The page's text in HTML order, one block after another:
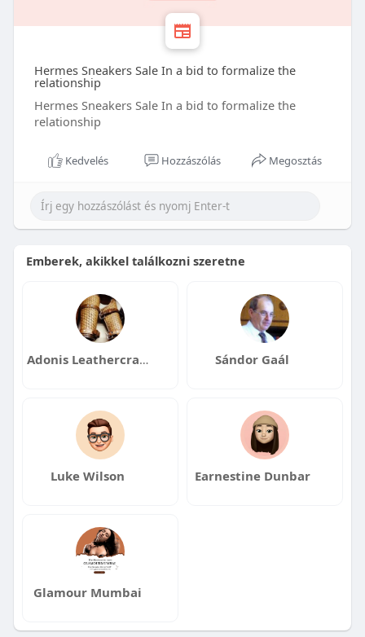
Hermes Sneakers Sale In a bid to formalize the
relationship
Hermes Sneakers Sale In a bid to formalize the
relationship
Kedvelés Hozzászólás Megosztás
Emberek, akikkel találkozni szeretne
Adonis Leathercrafters Sándor Gaál
Luke Wilson Earnestine Dunbar
Glamour Mumbai